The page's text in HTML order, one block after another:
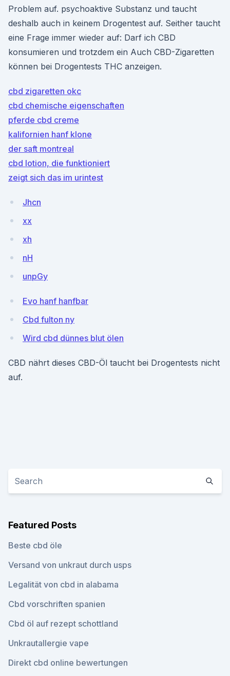
Problem auf. psychoaktive Substanz und taucht
deshalb auch in keinem Drogentest auf. Seither taucht
eine Frage immer wieder auf: Darf ich CBD
konsumieren und trotzdem ein Auch CBD-Zigaretten
können bei Drogentests THC anzeigen.
cbd zigaretten okc
cbd chemische eigenschaften
pferde cbd creme
kalifornien hanf klone
der saft montreal
cbd lotion, die funktioniert
zeigt sich das im urintest
Jhcn
xx
xh
nH
unpGy
Evo hanf hanfbar
Cbd fulton ny
Wird cbd dünnes blut ölen
CBD nährt dieses CBD-Öl taucht bei Drogentests nicht
auf.
Featured Posts
Beste cbd öle
Versand von unkraut durch usps
Legalität von cbd in alabama
Cbd vorschriften spanien
Cbd öl auf rezept schottland
Unkrautallergie vape
Direkt cbd online bewertungen